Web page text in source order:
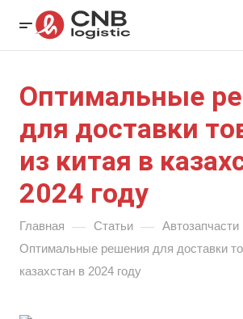
Оптимальные
для доставки
из китая в
2024 году
Главная — Статьи — Автозапчасти
Оптимальные решения для доставки
казахстан в 2024 году